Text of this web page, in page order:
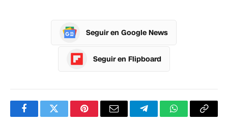
Seguir en Google News
Seguir en Flipboard
FacebookTwitterPinterestCorreoTelegramWhatsApp